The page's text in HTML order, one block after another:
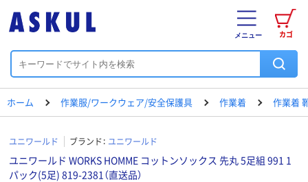
カゴ
メニュー
ホーム 作業服/ワークウェア/安全保護具 作業着 作業着
ユニワールド ブランド： ユニワールド
ユニワールド WORKS HOMME コットンソックス 先丸 5足組 991 1
パック(5足) 819-2381（直送品）